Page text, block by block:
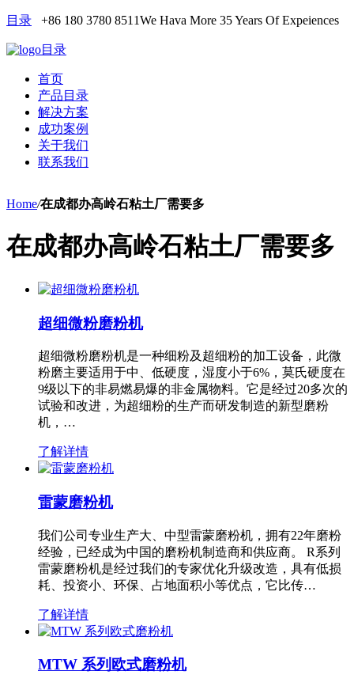
目录 +86 180 3780 8511We Hava More 35 Years Of Expeiences
目录
首页
产品目录
解决方案
成功案例
关于我们
联系我们
Home/在成都办高岭石粘土厂需要多
在成都办高岭石粘土厂需要多
超细微粉磨粉机
超细微粉磨粉机是一种细粉及超细粉的加工设备，此微
粉磨主要适用于中、低硬度，湿度小于6%，莫氏硬度在
9级以下的非易燃易爆的非金属物料。它是经过20多次的
试验和改进，为超细粉的生产而研发制造的新型磨粉
机，…
了解详情
雷蒙磨粉机
我们公司专业生产大、中型雷蒙磨粉机，拥有22年磨粉
经验，已经成为中国的磨粉机制造商和供应商。 R系列
雷蒙磨粉机是经过我们的专家优化升级改造，具有低损
耗、投资小、环保、占地面积小等优点，它比传…
了解详情
MTW 系列欧式磨粉机